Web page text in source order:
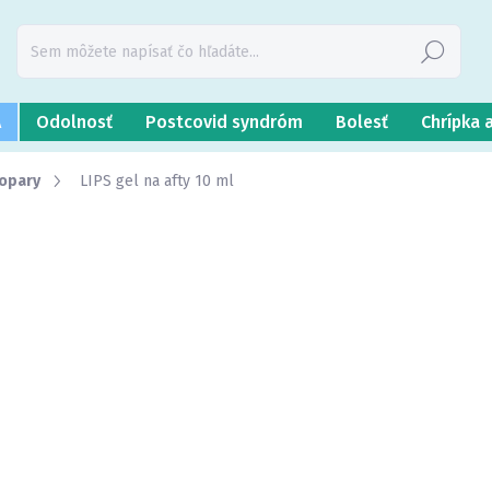
Hľadať
Odolnosť Postcovid syndróm Bolesť Chrípka
LIPS gel na afty 10 ml